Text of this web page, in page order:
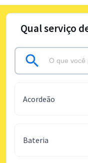
Qual serviço
Acordeão
Bateria